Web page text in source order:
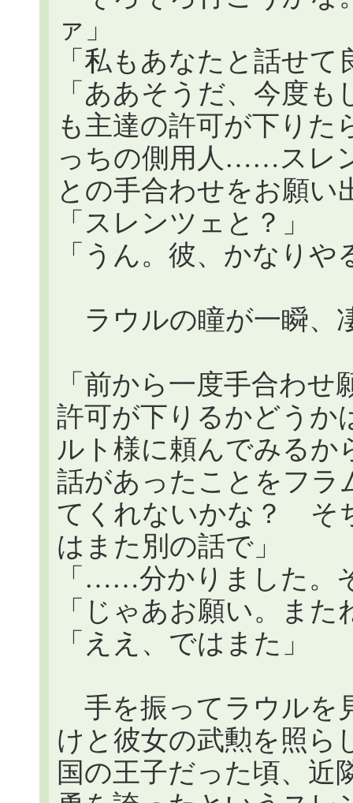
ァ」
「私もあなたと話せ
「ああそうだ、今度
も主達の許可が下り
っちの側用人……スレ
との手合わせをお願い
「スレンツェと？」
「うん。彼、かなりや
ラウルの瞳が一瞬、
「前から一度手合わ
許可が下りるかどうか
ルト様に頼んでみるか
話があったことをフラ
てくれないかな？ そ
はまた別の話で」
「……分かりました。
「じゃあお願い。また
「ええ、ではまた」
手を振ってラウルを
けと彼女の武勲を照ら
国の王子だった頃、近